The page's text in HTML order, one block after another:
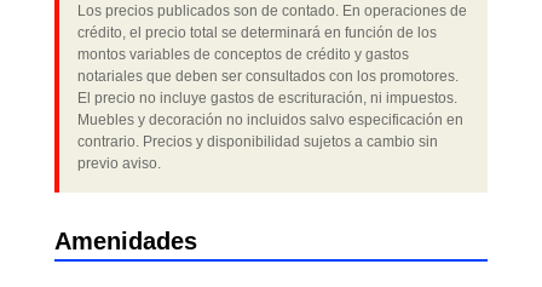
Los precios publicados son de contado. En operaciones de
crédito, el precio total se determinará en función de los
montos variables de conceptos de crédito y gastos
notariales que deben ser consultados con los promotores.
El precio no incluye gastos de escrituración, ni impuestos.
Muebles y decoración no incluidos salvo especificación en
contrario. Precios y disponibilidad sujetos a cambio sin
previo aviso.
Amenidades